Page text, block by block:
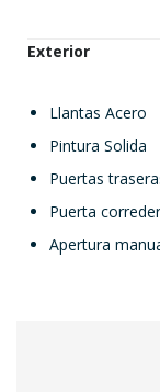
Exterior
Llantas Acero
Pintura Solida
Puertas
Puerta
Apertura